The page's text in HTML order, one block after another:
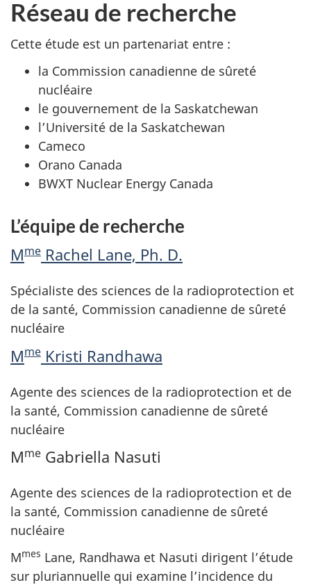
Réseau de recherche
Cette étude est un partenariat entre :
la Commission canadienne de sûreté
nucléaire
le gouvernement de la Saskatchewan
l’Université de la Saskatchewan
Cameco
Orano Canada
BWXT Nuclear Energy Canada
L’équipe de recherche
Mme Rachel Lane, Ph. D.
Spécialiste des sciences de la radioprotection et
de la santé, Commission canadienne de sûreté
nucléaire
Mme Kristi Randhawa
Agente des sciences de la radioprotection et de
la santé, Commission canadienne de sûreté
nucléaire
Mme Gabriella Nasuti
Agente des sciences de la radioprotection et de
la santé, Commission canadienne de sûreté
nucléaire
Mmes Lane, Randhawa et Nasuti dirigent l’étude
sur pluriannuelle qui examine l’incidence du